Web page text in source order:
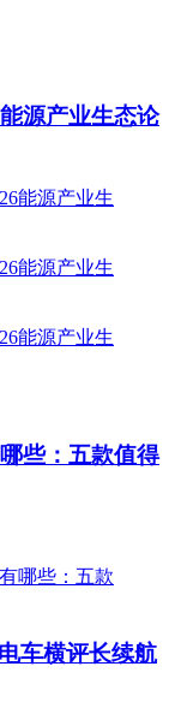
源产业生态论
些：五款值得
车横评长续航